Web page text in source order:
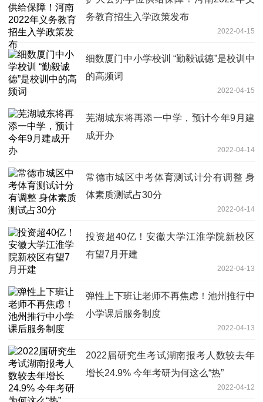
务教育招生入学政策发布
2022-04-15
细数厦门中小学校训 “勤毅诚德”是校训中
的高频词
2022-04-15
芜湖城东将再添一中学，预计今年9月建
成开办
2022-04-14
常德市城区中考体育测试计分有调整 身
体素质测试占30分
2022-04-14
投资超40亿！安徽大学江淮学院新校区
有望7月开建
2022-04-13
弹性上下班让老师不再焦虑！池州推行中
小学课后服务制度
2022-04-13
2022届研究生考试湖南报考人数较去年
增长24.9% 今年考研为何这么“热”
2022-04-12